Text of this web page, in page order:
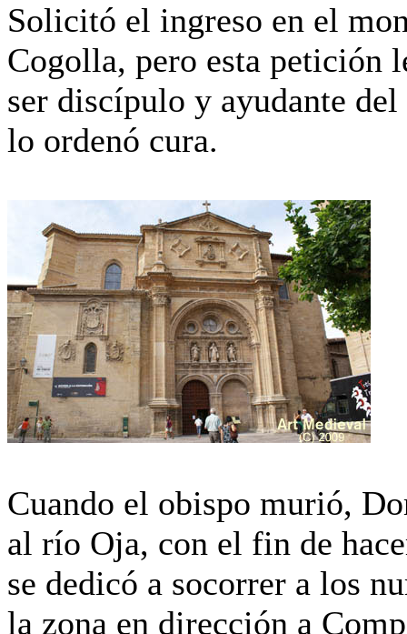
Solicitó el ingreso en el
Cogolla, pero esta petición
ser discípulo y ayudante
lo ordenó cura.
Cuando el obispo murió,
al río Oja, con el fin de
se dedicó a socorrer a los
la zona en dirección a